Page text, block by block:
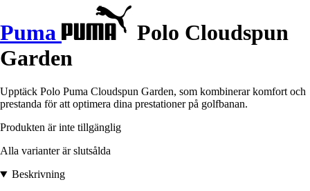
Puma
Polo Cloudspun
Garden
Upptäck Polo Puma Cloudspun Garden, som kombinerar komfort och
prestanda för att optimera dina prestationer på golfbanan.
Produkten är inte tillgänglig
Alla varianter är slutsålda
Beskrivning